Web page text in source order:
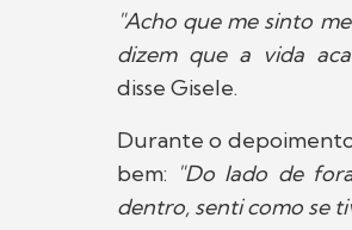
"Acho que me sinto
dizem que a vida
disse Gisele.
Durante o
bem: "Do lado de
dentro, senti como se